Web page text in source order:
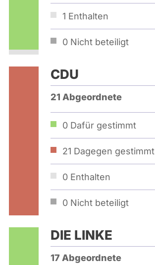
1 Enthalten
0 Nicht beteiligt
CDU
21 Abgeordnete
0 Dafür gestimmt
21 Dagegen gestimmt
0 Enthalten
0 Nicht beteiligt
DIE LINKE
17 Abgeordnete